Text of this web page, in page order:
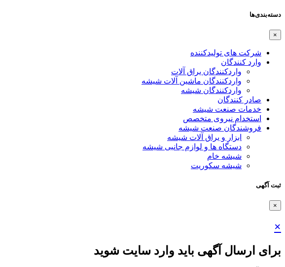
دسته‌بندی‌ها
×
شرکت های تولیدکننده
وارد کنندگان
واردکنندگان یراق آلات
واردکنندگان ماشین آلات شیشه
واردکنندگان شیشه
صادر کنندگان
خدمات صنعت شیشه
استخدام نیروی متخصص
فروشندگان صنعت شیشه
ابزار و یراق آلات شیشه
دستگاه ها و لوازم جانبی شیشه
شیشه خام
شیشه سکوریت
ثبت آگهی
×
×
برای ارسال آگهی باید وارد سایت شوید